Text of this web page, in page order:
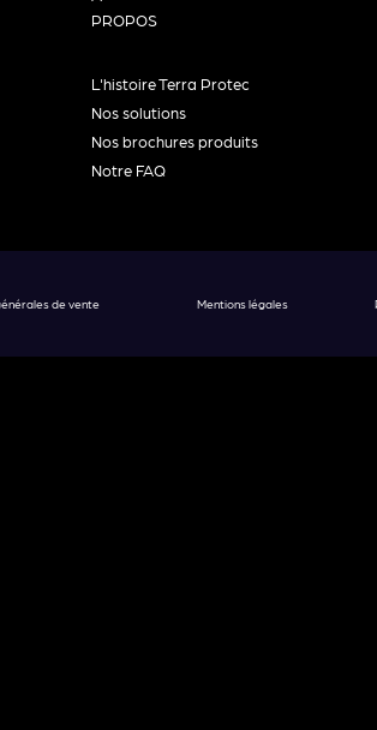
PROPOS
L'histoire Terra Protec
Nos solutions
Nos brochures produits
Notre FAQ
de vente Mentions légales